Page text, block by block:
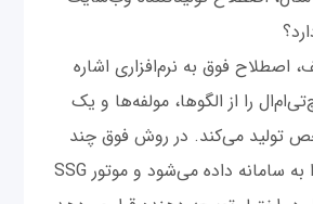
اصطلاح فوق به نرم‌افزاری اشاره
را از الگوها، مولفه‌ها و یک
تولید می‌کند. در روش فوق چند
فایل متنی و محتوا به سامانه داده می‌شود و موتور SSG